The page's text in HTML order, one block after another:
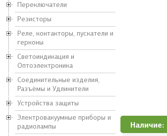
Переключатели
Резисторы
Реле, контакторы, пускатели и
герконы
Светоиндикация и
Оптоэлектроника
Соединительные изделия,
Разъёмы и Удлинители
Устройства защиты
Электровакуумные приборы и
радиолампы
Наличие: